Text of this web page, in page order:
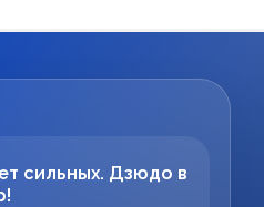
сильных. Дзюдо в